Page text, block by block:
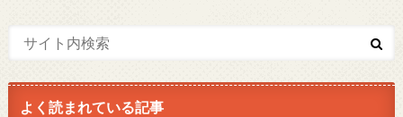
よく読まれている記事